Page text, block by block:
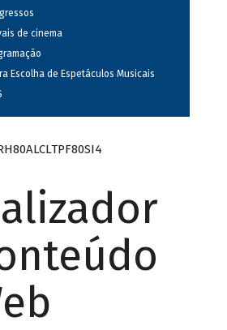
de cinema
Escolha de Espetáculos Musicais